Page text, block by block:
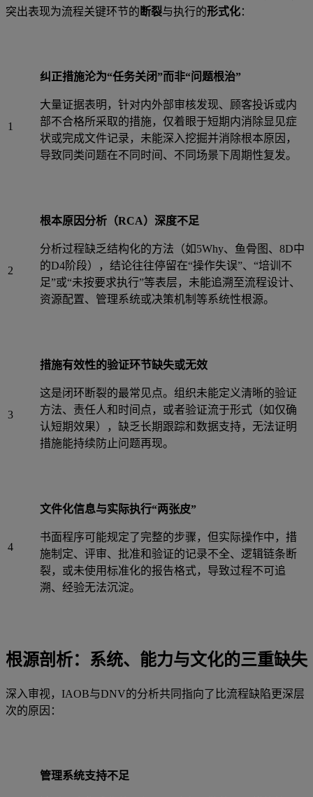
突出表现为流程关键环节的 断裂与执行的形式化：
1
纠正措施沦为“任务关闭”而非“问题根治”
大量证据表明，针对内外部审核发现、顾客投诉或内
部不合格所采取的措施，仅着眼于短期内消除显见症
状或完成文件记录，未能深入挖掘并消除根本原因，
导致同类问题在不同时间、不同场景下周期性复发。
2
根本原因分析（RCA）深度不足
分析过程缺乏结构化的方法（如5Why、鱼骨图、8D中
的D4阶段），结论往往停留在“操作失误”、“培训不
足”或“未按要求执行”等表层，未能追溯至流程设计、
资源配置、管理系统或决策机制等系统性根源。
3
措施有效性的验证环节缺失或无效
这是闭环断裂的最常见点。组织未能定义清晰的验证
方法、责任人和时间点，或者验证流于形式（如仅确
认短期效果），缺乏长期跟踪和数据支持，无法证明
措施能持续防止问题再现。
4
文件化信息与实际执行“两张皮”
书面程序可能规定了完整的步骤，但实际操作中，措
施制定、评审、批准和验证的记录不全、逻辑链条断
裂，或未使用标准化的报告格式，导致过程不可追
溯、经验无法沉淀。
根源剖析：系统、能力与文化的三重缺失
深入审视，IAOB与DNV的分析共同指向了比流程缺陷更深层
次的原因：
管理系统支持不足